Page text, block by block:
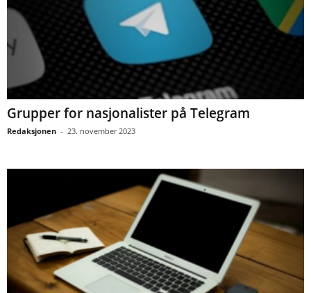
Grupper for nasjonalister på Telegram
Redaksjonen - 23. november 2023